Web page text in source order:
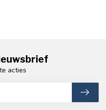
acties